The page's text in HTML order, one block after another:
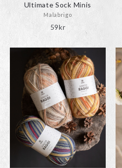
Ultimate Sock Minis
Malabrigo
59kr